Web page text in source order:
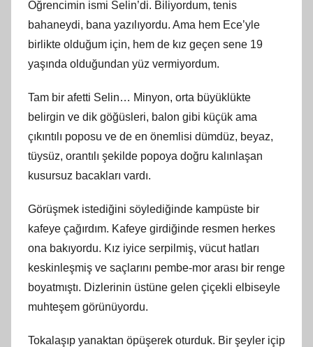
Öğrencimin ismi Selin’di. Biliyordum, tenis
bahaneydi, bana yazılıyordu. Ama hem Ece’yle
birlikte olduğum için, hem de kız geçen sene 19
yaşında olduğundan yüz vermiyordum.
Tam bir afetti Selin… Minyon, orta büyüklükte
belirgin ve dik göğüsleri, balon gibi küçük ama
çıkıntılı poposu ve de en önemlisi dümdüz, beyaz,
tüysüz, orantılı şekilde popoya doğru kalınlaşan
kusursuz bacakları vardı.
Görüşmek istediğini söylediğinde kampüste bir
kafeye çağırdım. Kafeye girdiğinde resmen herkes
ona bakıyordu. Kız iyice serpilmiş, vücut hatları
keskinleşmiş ve saçlarını pembe-mor arası bir renge
boyatmıştı. Dizlerinin üstüne gelen çiçekli elbiseyle
muhteşem görünüyordu.
Tokalaşıp yanaktan öpüşerek oturduk. Bir şeyler içip